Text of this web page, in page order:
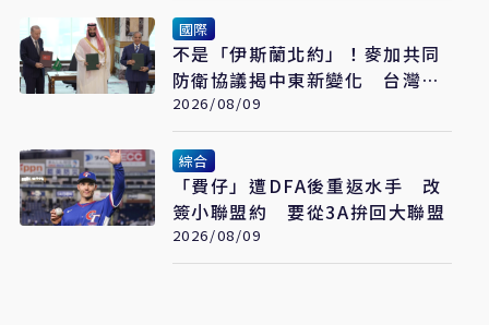
國際
不是「伊斯蘭北約」！麥加共同
防衛協議揭中東新變化 台灣該
看懂「多層次安全」
2026/08/09
綜合
「費仔」遭DFA後重返水手 改
簽小聯盟約 要從3A拚回大聯盟
2026/08/09